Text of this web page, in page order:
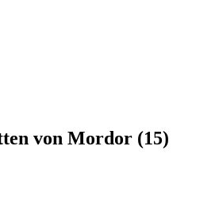
von Mordor (15)